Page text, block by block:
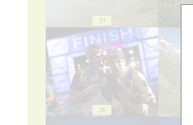
31
36